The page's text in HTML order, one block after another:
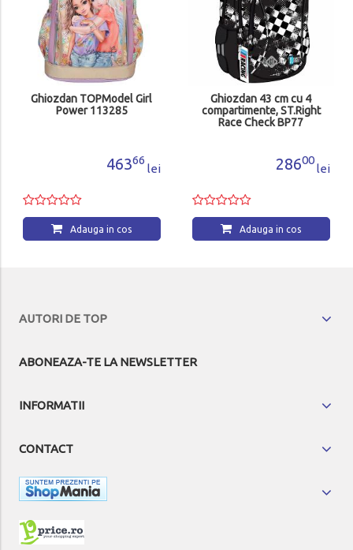
Ghiozdan TOPModel Girl
Power 113285
46366
lei
Adauga in cos
Ghiozdan 43 cm cu 4
compartimente, ST.Right
Race Check BP77
28600
lei
Adauga in cos
AUTORI DE TOP
ABONEAZA-TE LA NEWSLETTER
INFORMATII
CONTACT